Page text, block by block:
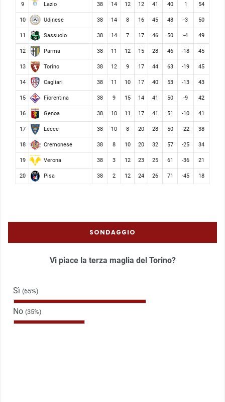
9 Lazio 38 14 12 12 41 40 1 54
10 Udinese 38 14 8 16 45 48 -3 50
11 Sassuolo 38 14 7 17 46 50 -4 49
12 Parma 38 11 12 15 28 46 -18 45
13 Torino 38 12 9 17 44 63 -19 45
14 Cagliari 38 11 10 17 40 53 -13 43
15 Fiorentina 38 9 15 14 41 50 -9 42
16 Genoa 38 10 11 17 41 51 -10 41
17 Lecce 38 10 8 20 28 50 -22 38
18 Cremonese 38 8 10 20 32 57 -25 34
19 Verona 38 3 12 23 25 61 -36 21
20 Pisa 38 2 12 24 26 71 -45 18
SONDAGGIO
Vi piace la terza maglia del Torino?
Sì (65%)
No (35%)